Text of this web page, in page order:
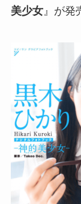
美少女』が発